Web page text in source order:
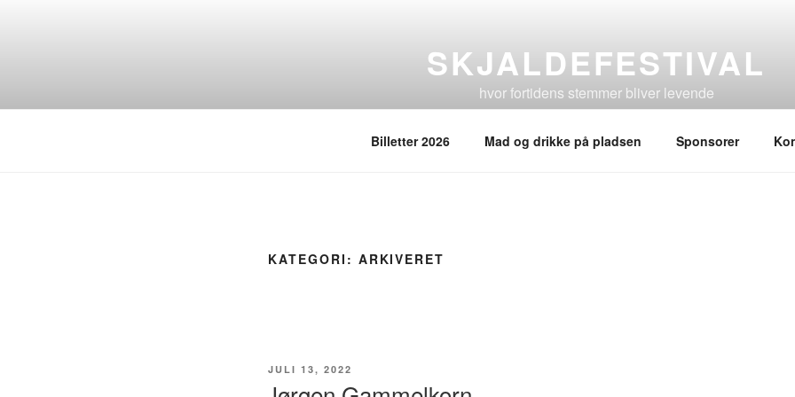
SKJALDEFESTIVAL
hvor fortidens stemmer bliver levende
Billetter 2026 Mad og drikke på pladsen Sponsorer
KATEGORI: ARKIVERET
UDGIVET
JULI 13, 2022